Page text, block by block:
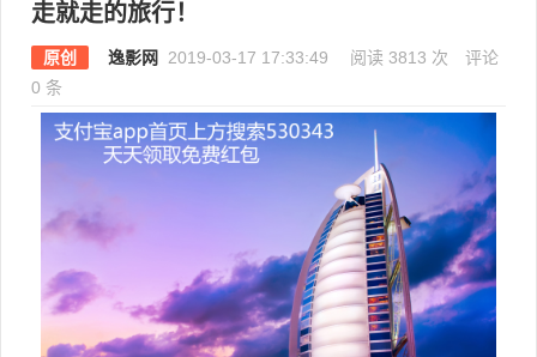
走就走的旅行！
原创 逸影网 2019-03-17 17:33:49 阅读 3813 次
评论
0 条